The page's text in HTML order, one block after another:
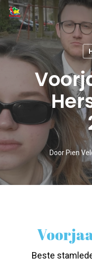
Skip
main
content
Door Pien
Beste